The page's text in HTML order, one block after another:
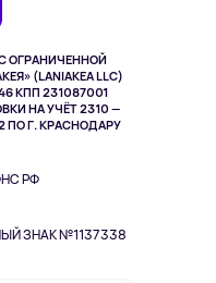
ОГРАНИЧЕННОЙ
(LANIAKEA LLC)
КПП 231087001
НА УЧЁТ 2310 —
Г. КРАСНОДАРУ
РФ
ЗНАК №1137338